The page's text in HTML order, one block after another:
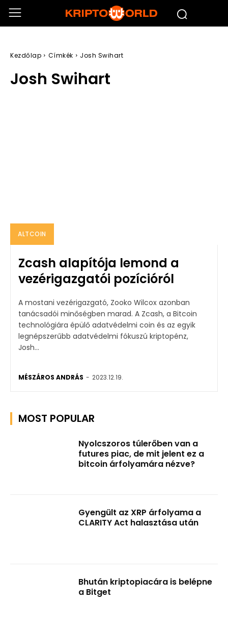
Kezdőlap Címkék Josh Swihart
Josh Swihart
ALTCOIN
Zcash alapítója lemond a
vezérigazgatói pozícióról
A mostani vezérigazgató, Zooko Wilcox azonban
tanácsadói minőségben marad. A Zcash, a Bitcoin
technológiára épülő adatvédelmi coin és az egyik
legnépszerűbb adatvédelmi fókuszú kriptopénz,
Josh...
MÉSZÁROS ANDRÁS - 2023.12.19.
MOST POPULAR
Nyolcszoros túlerőben van a
futures piac, de mit jelent ez a
bitcoin árfolyamára nézve?
Gyengült az XRP árfolyama a
CLARITY Act halasztása után
Bhután kriptopiacára is belépne
a Bitget